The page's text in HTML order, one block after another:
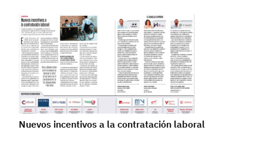
Nuevos incentivos a la contratación laboral